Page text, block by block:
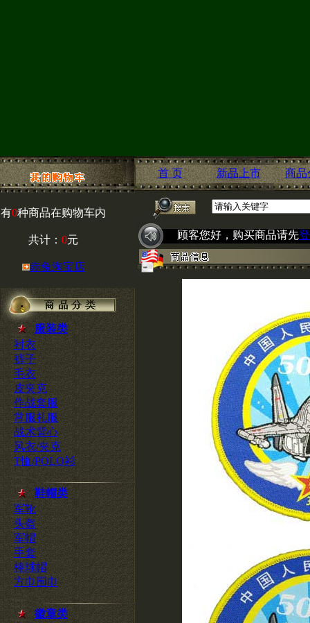
有0种商品在购物车内
共计： 0元
赤兔淘宝店
服装类
衬衣
裤子
毛衣
皮夹克
作战套服
常服礼服
战术背心
风衣/夹克
T恤/POLO衫
鞋帽类
军靴
头盔
军帽
手套
棒球帽
方巾围巾
徽章类
首 页 新品上市 商品
顾客您好，购买商品请先